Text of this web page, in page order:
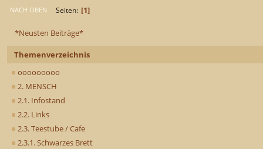
*Neusten Beiträge*
Themenverzeichnis
ooooooooo
2. MENSCH
2.1. Infostand
2.2. Links
2.3. Teestube / Cafe
2.3.1. Schwarzes Brett
NACH OBEN Seiten 1